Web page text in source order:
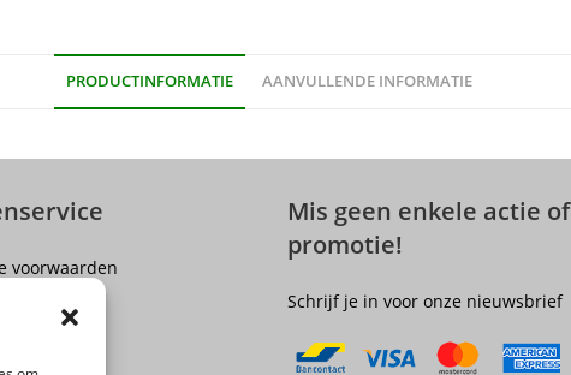
PRODUCTINFORMATIE AANVULLENDE INFORMATIE
voorwaarden
Mis geen enkele actie of
promotie!
Schrijf je in voor onze nieuwsbrief